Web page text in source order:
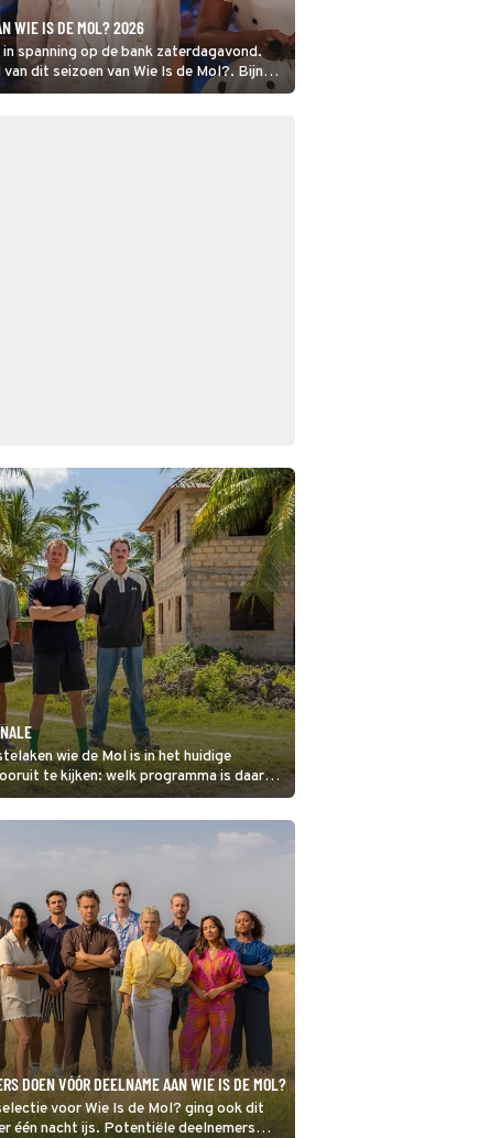
WIE IS DE MOL? 2026
spanning op de bank zaterdagavond.
van dit seizoen van Wie Is de Mol?. Bijna
zat op Bram Krikke als
wie de Mol is in het huidige
te kijken: welk programma is daarna
DOEN VÓÓR DEELNAME AAN WIE IS DE MOL?
voor Wie Is de Mol? ging ook dit
één nacht ijs. Potentiële deelnemers